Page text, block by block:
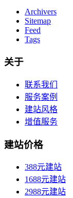
Archivers
Sitemap
Feed
Tags
关于
联系我们
服务案例
建站风格
增值服务
建站价格
388元建站
1688元建站
2988元建站